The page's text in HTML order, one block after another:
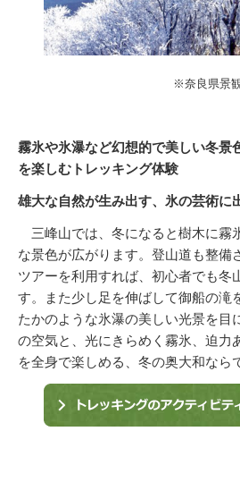
※奈良県景
霧氷や氷瀑など幻想的で美しい冬景
を楽しむトレッキング体験
雄大な自然が生み出す、氷の芸術に
三峰山では、冬になると樹木に霧
な景色が広がります。登山道も整備
ツアーを利用すれば、初心者でも冬
す。また少し足を伸ばして御船の滝
たかのような氷瀑の美しい光景を目
の空気と、光にきらめく霧氷、迫力
を全身で楽しめる、冬の奥大和なら